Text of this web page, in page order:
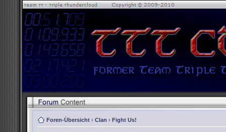
Foren-Übersicht ‹ Clan ‹ Fight Us!